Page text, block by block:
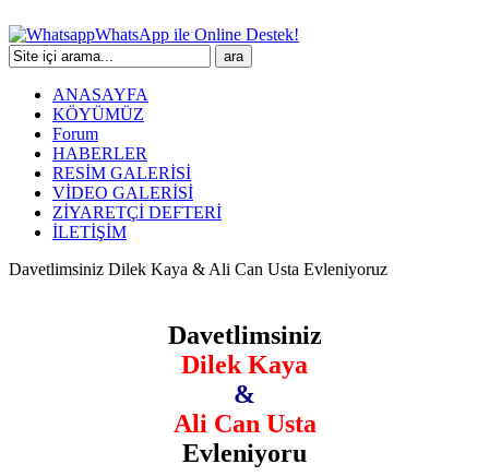
WhatsApp ile Online Destek!
ANASAYFA
KÖYÜMÜZ
Forum
HABERLER
RESİM GALERİSİ
VİDEO GALERİSİ
ZİYARETÇİ DEFTERİ
İLETİŞİM
Davetlimsiniz Dilek Kaya & Ali Can Usta Evleniyoruz
Davetlimsiniz
Dilek Kaya
&
Ali Can Usta
Evleniyoru